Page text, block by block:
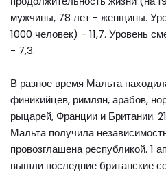
мужчины, 78 лет - женщины.
1000 человек) - 11,7. Уровень
- 7,3.
В разное время Мальта
финикийцев, римлян, арабов,
рыцарей, Франции и Британии.
Мальта получила
провозглашена республикой. 1
вышли последние британские